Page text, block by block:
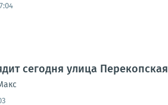
сегодня улица Перекопская